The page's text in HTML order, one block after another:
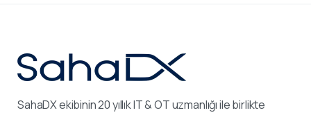
SahaDX ekibinin 20 yıllık IT & OT uzmanlığı ile birlikte